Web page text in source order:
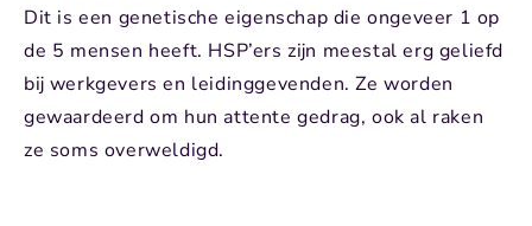
Dit is een genetische eigenschap die ongeveer 1 op
de 5 mensen heeft. HSP’ers zijn meestal erg geliefd
bij werkgevers en leidinggevenden. Ze worden
gewaardeerd om hun attente gedrag, ook al raken
ze soms overweldigd.